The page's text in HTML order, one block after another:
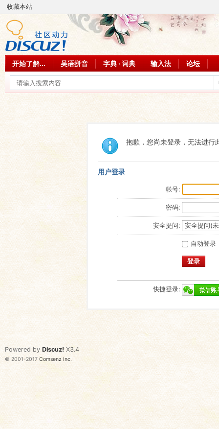
收藏本站
开始了解... 吴语拼音 字典 · 词典 输入法 论坛
抱歉，您尚未登录，无法进行
用户登录
帐号:
密码:
安全提问:
自动登录
登录
快捷登录:
Powered by Discuz! X3.4
© 2001-2017 Comsenz Inc.